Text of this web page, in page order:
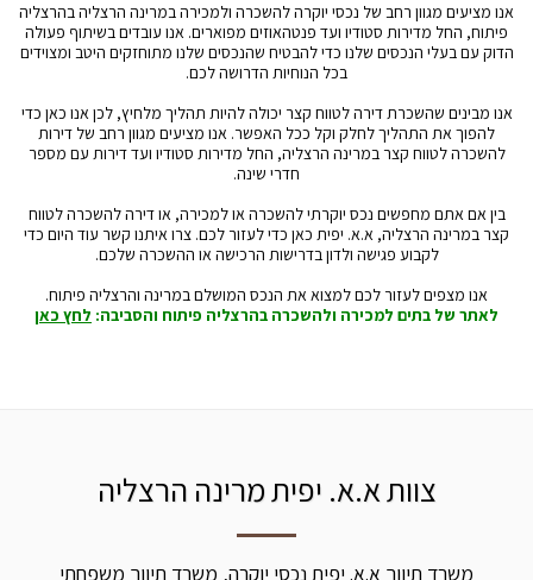
אנו מציעים מגוון רחב של נכסי יוקרה להשכרה ולמכירה במרינה הרצליה בהרצליה
פיתוח, החל מדירות סטודיו ועד פנטהאוזים מפוארים. אנו עובדים בשיתוף פעולה
הדוק עם בעלי הנכסים שלנו כדי להבטיח שהנכסים שלנו מתוחזקים היטב ומצוידים
בכל הנוחיות הדרושה לכם.
אנו מבינים שהשכרת דירה לטווח קצר יכולה להיות תהליך מלחיץ, לכן אנו כאן כדי
להפוך את התהליך לחלק וקל ככל האפשר. אנו מציעים מגוון רחב של דירות
להשכרה לטווח קצר במרינה הרצליה, החל מדירות סטודיו ועד דירות עם מספר
חדרי שינה.
בין אם אתם מחפשים נכס יוקרתי להשכרה או למכירה, או דירה להשכרה לטווח
קצר במרינה הרצליה, א.א. יפית כאן כדי לעזור לכם. צרו איתנו קשר עוד היום כדי
לקבוע פגישה ולדון בדרישות הרכישה או ההשכרה שלכם.
אנו מצפים לעזור לכם למצוא את הנכס המושלם במרינה והרצליה פיתוח.
לאתר של בתים למכירה ולהשכרה בהרצליה פיתוח והסביבה:לחץ כאן
צוות א.א. יפית מרינה הרצליה
משרד תיווך א.א. יפית נכסי יוקרה, משרד תיווך משפחתי